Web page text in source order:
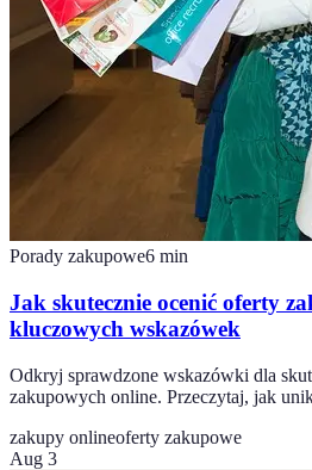
Porady zakupowe6 min
Jak skutecznie ocenić oferty
kluczowych wskazówek
Odkryj sprawdzone wskazówki dla
zakupowych online. Przeczytaj, jak
zakupy onlineoferty zakupowe
Aug 3